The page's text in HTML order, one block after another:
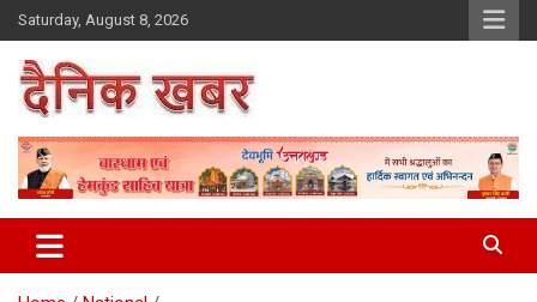
Skip
to
content
Saturday, August 8, 2026
Dainikkhabar.in – Uttarakhand
Daily Hindi News Website